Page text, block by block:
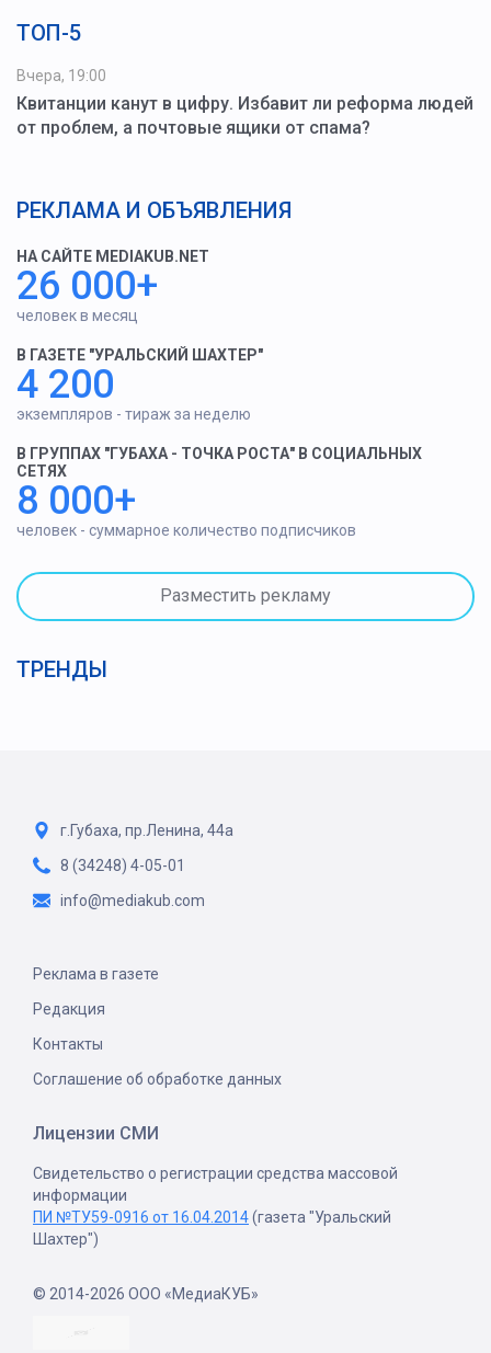
ТОП-5
Вчера, 19:00
Квитанции канут в цифру. Избавит ли реформа людей
от проблем, а почтовые ящики от спама?
РЕКЛАМА И ОБЪЯВЛЕНИЯ
НА САЙТЕ MEDIAKUB.NET
26 000+
человек в месяц
В ГАЗЕТЕ "УРАЛЬСКИЙ ШАХТЕР"
4 200
экземпляров - тираж за неделю
В ГРУППАХ "ГУБАХА - ТОЧКА РОСТА" В СОЦИАЛЬНЫХ
СЕТЯХ
8 000+
человек - суммарное количество подписчиков
Разместить рекламу
ТРЕНДЫ
г.Губаха, пр.Ленина, 44а
8 (34248) 4-05-01
info@mediakub.com
Реклама в газете
Редакция
Контакты
Соглашение об обработке данных
Лицензии СМИ
Свидетельство о регистрации средства массовой
информации
ПИ №ТУ59-0916 от 16.04.2014(газета "Уральский
Шахтер")
© 2014-2026 ООО «МедиаКУБ»